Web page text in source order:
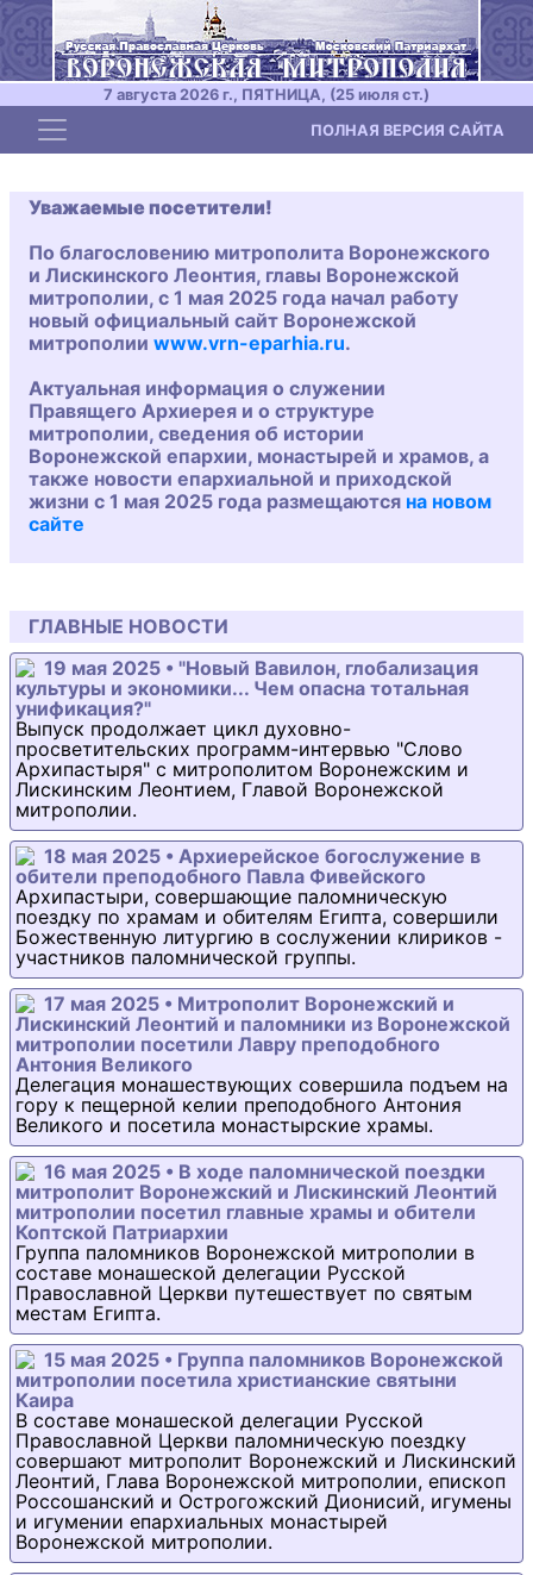
7 августа 2026 г., ПЯТНИЦА, (25 июля ст.)
Toggle navigation ПОЛНАЯ ВЕРСИЯ САЙТА
Уважаемые посетители!
По благословению митрополита Воронежского
и Лискинского Леонтия, главы Воронежской
митрополии, с 1 мая 2025 года начал работу
новый официальный сайт Воронежской
митрополии www.vrn-eparhia.ru.
Актуальная информация о служении
Правящего Архиерея и о структуре
митрополии, сведения об истории
Воронежской епархии, монастырей и храмов, а
также новости епархиальной и приходской
жизни с 1 мая 2025 года размещаются на новом
сайте
ГЛАВНЫЕ НОВОСТИ
19 мая 2025 • "Новый Вавилон, глобализация
культуры и экономики... Чем опасна тотальная
унификация?"
Выпуск продолжает цикл духовно-
просветительских программ-интервью "Слово
Архипастыря" с митрополитом Воронежским и
Лискинским Леонтием, Главой Воронежской
митрополии.
18 мая 2025 • Архиерейское богослужение в
обители преподобного Павла Фивейского
Архипастыри, совершающие паломническую
поездку по храмам и обителям Египта, совершили
Божественную литургию в сослужении клириков -
участников паломнической группы.
17 мая 2025 • Митрополит Воронежский и
Лискинский Леонтий и паломники из Воронежской
митрополии посетили Лавру преподобного
Антония Великого
Делегация монашествующих совершила подъем на
гору к пещерной келии преподобного Антония
Великого и посетила монастырские храмы.
16 мая 2025 • В ходе паломнической поездки
митрополит Воронежский и Лискинский Леонтий
митрополии посетил главные храмы и обители
Коптской Патриархии
Группа паломников Воронежской митрополии в
составе монашеской делегации Русской
Православной Церкви путешествует по святым
местам Египта.
15 мая 2025 • Группа паломников Воронежской
митрополии посетила христианские святыни
Каира
В составе монашеской делегации Русской
Православной Церкви паломническую поездку
совершают митрополит Воронежский и Лискинский
Леонтий, Глава Воронежской митрополии, епископ
Россошанский и Острогожский Дионисий, игумены
и игумении епархиальных монастырей
Воронежской митрополии.